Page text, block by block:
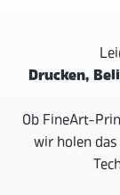
Drucken,
Ob FineArt-
wir holen